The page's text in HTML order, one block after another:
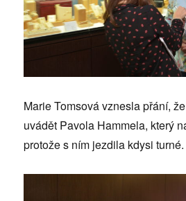
Marie Tomsová vznesla přání,
uvádět Pavola Hammela, který
protože s ním jezdila kdysi turné.